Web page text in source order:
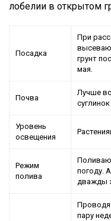
лобелии в открытом
Посадка
При
грунт
мая.
Почва
Лучше
Уровень
освещения
Режим
полива
погоду.
дважды
пару